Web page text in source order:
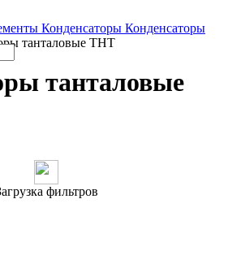
Конденсаторы Конденсаторы
танталовые THT
танталовые
фильтров